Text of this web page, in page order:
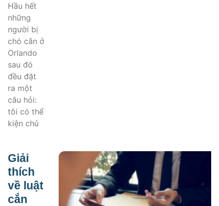
Hầu hết
những
người bị
chó cắn ở
Orlando
sau đó
đều đặt
ra một
câu hỏi:
tôi có thể
kiện chủ
Giải
thích
về luật
cắn